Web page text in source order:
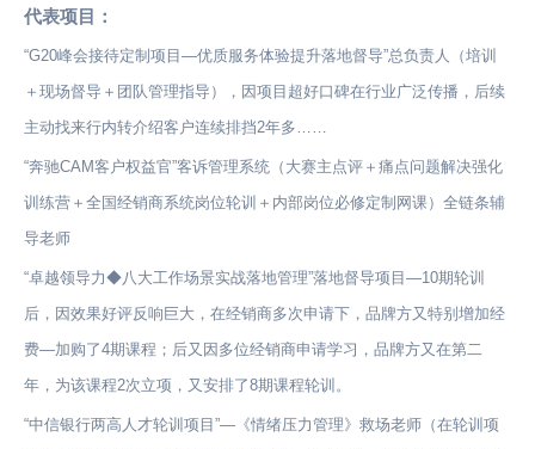
代表项目：
“G20峰会接待定制项目—优质服务体验提升落地督导”总负责人（培训
＋现场督导＋团队管理指导），因项目超好口碑在行业广泛传播，后续
主动找来行内转介绍客户连续排挡2年多……
“奔驰CAM客户权益官”客诉管理系统（大赛主点评＋痛点问题解决强化
训练营＋全国经销商系统岗位轮训＋内部岗位必修定制网课）全链条辅
导老师
“卓越领导力◆八大工作场景实战落地管理”落地督导项目—10期轮训
后，因效果好评反响巨大，在经销商多次申请下，品牌方又特别增加经
费—加购了4期课程；后又因多位经销商申请学习，品牌方又在第二
年，为该课程2次立项，又安排了8期课程轮训。
“中信银行两高人才轮训项目”—《情绪压力管理》救场老师（在轮训项